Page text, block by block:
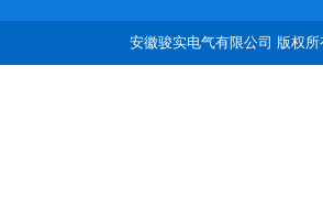
安徽骏实电气有限公司 版权